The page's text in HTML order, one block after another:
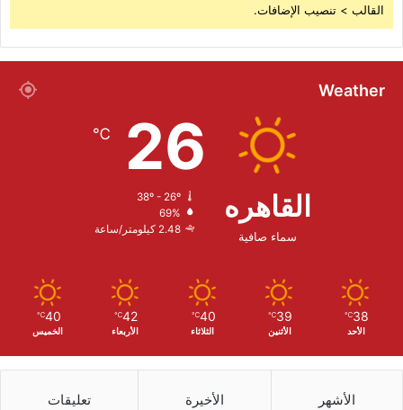
القالب > تنصيب الإضافات.
Weather
القاهره
سماء صافية
26
℃
38º - 26º
69%
2.48 كيلومتر/ساعة
38
℃
الأحد
39
℃
الأثنين
40
℃
الثلاثاء
42
℃
الأربعاء
40
℃
الخميس
الأشهر الأخيرة تعليقات